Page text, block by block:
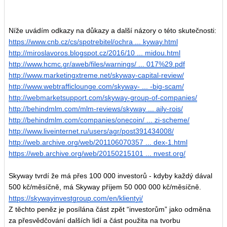
Níže uvádím odkazy na důkazy a další názory o této skutečnosti:
https://www.cnb.cz/cs/spotrebitel/ochra ... kyway.html
http://miroslavoros.blogspot.cz/2016/10 ... midou.html
http://www.hcmc.gr/aweb/files/warnings/ ... 017%29.pdf
http://www.marketingxtreme.net/skyway-capital-review/
http://www.webtrafficlounge.com/skyway- ... -big-scam/
http://webmarketsupport.com/skyway-group-of-companies/
http://behindmlm.com/mlm-reviews/skyway ... aily-rois/
http://behindmlm.com/companies/onecoin/ ... zi-scheme/
http://www.liveinternet.ru/users/agr/post391434008/
http://web.archive.org/web/201106070357 ... dex-1.html
https://web.archive.org/web/20150215101 ... nvest.org/
Skyway tvrdí že má přes 100 000 investorů - kdyby každý dával
500 kč/měsíčně, má Skyway příjem 50 000 000 kč/měsíčně.
https://skywayinvestgroup.com/en/klientyi/
Z těchto peněz je posílána část zpět “investorům” jako odměna
za přesvědčování dalších lidí a část použita na tvorbu